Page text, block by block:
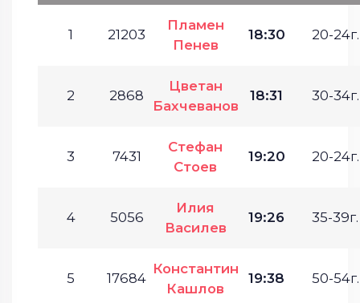
1 21203
Пламен
Пенев
18:30 20-24г.
2 2868
Цветан
Бахчеванов
18:31 30-34г.
3 7431
Стефан
Стоев
19:20 20-24г.
4 5056
Илия
Василев
19:26 35-39г.
5 17684
Константин
Кашлов
19:38 50-54г.